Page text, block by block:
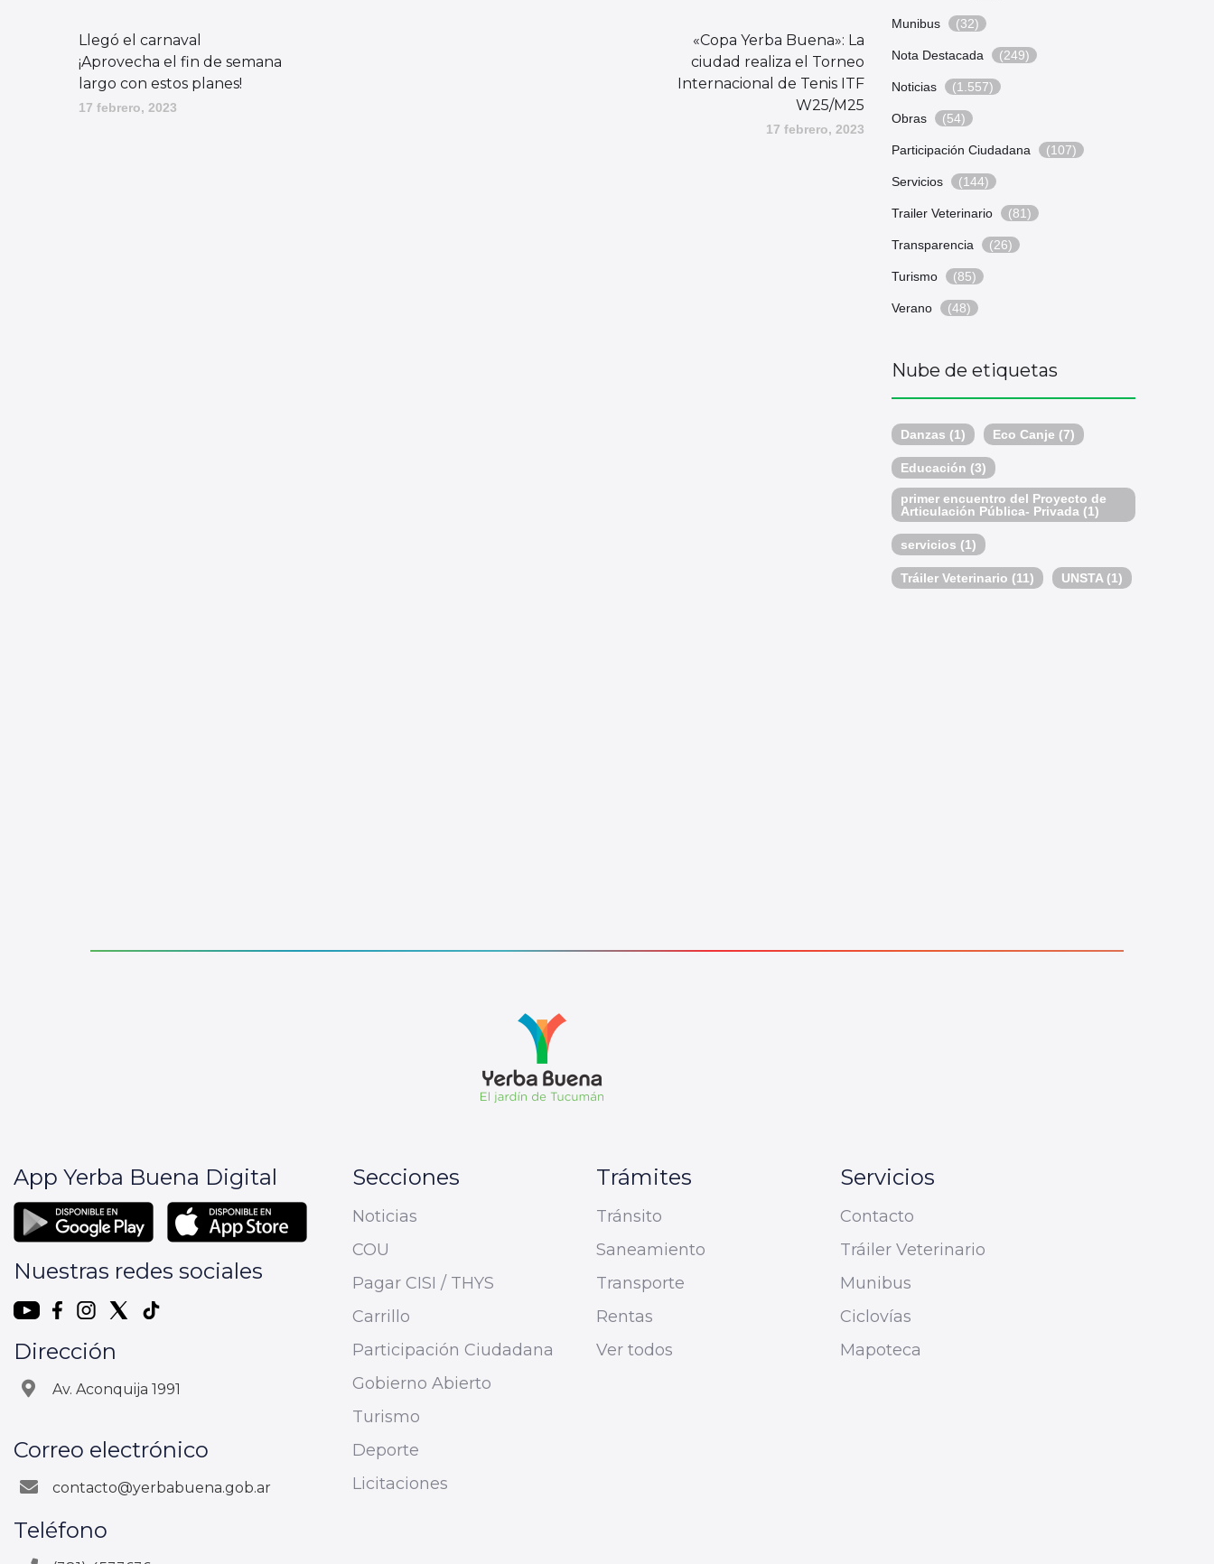
Llegó el carnaval
¡Aprovecha el fin de semana
largo con estos planes!
17 febrero, 2023
«Copa Yerba Buena»: La
ciudad realiza el Torneo
Internacional de Tenis ITF
W25/M25
17 febrero, 2023
Munibus (32)
Nota Destacada (249)
Noticias (1.557)
Obras (54)
Participación Ciudadana (107)
Servicios (144)
Trailer Veterinario (81)
Transparencia (26)
Turismo (85)
Verano (48)
Nube de etiquetas
Danzas (1) Eco Canje (7)
Educación (3)
primer encuentro del Proyecto de
Articulación Pública- Privada (1)
servicios (1)
Tráiler Veterinario (11) UNSTA (1)
App Yerba Buena Digital
Nuestras redes sociales
Dirección
Av. Aconquija 1991
Correo electrónico
contacto@yerbabuena.gob.ar
Teléfono
Secciones
Noticias
COU
Pagar CISI / THYS
Carrillo
Participación Ciudadana
Gobierno Abierto
Turismo
Deporte
Licitaciones
Trámites
Tránsito
Saneamiento
Transporte
Rentas
Ver todos
Servicios
Contacto
Tráiler Veterinario
Munibus
Ciclovías
Mapoteca